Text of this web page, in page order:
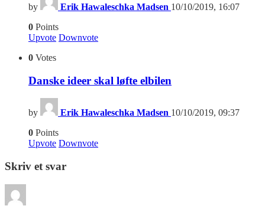
by Erik Hawaleschka Madsen 10/10/2019, 16:07
0 Points
Upvote Downvote
0 Votes
Danske ideer skal løfte elbilen
by Erik Hawaleschka Madsen 10/10/2019, 09:37
0 Points
Upvote Downvote
Skriv et svar